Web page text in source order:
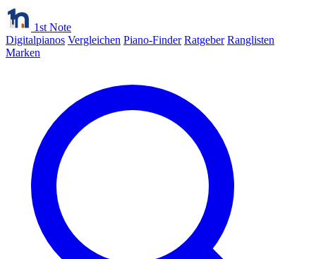
1st Note
Digitalpianos Vergleichen Piano-Finder Ratgeber Ranglisten
Marken